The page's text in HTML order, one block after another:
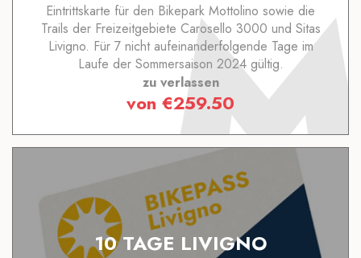
Eintrittskarte für den Bikepark Mottolino sowie die
Trails der Freizeitgebiete Carosello 3000 und Sitas
Livigno. Für 7 nicht aufeinanderfolgende Tage im
Laufe der Sommersaison 2024 gültig.
zu verlassen
von €259.50
10 TAGE LIVIGNO